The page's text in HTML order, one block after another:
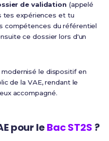
de validation(appelé
tes expériences et tu
compétences du référentiel
ce dossier lors d'un
modernisé le dispositif en
de la VAE, rendant le
accompagné.
pour leBac ST2S ?